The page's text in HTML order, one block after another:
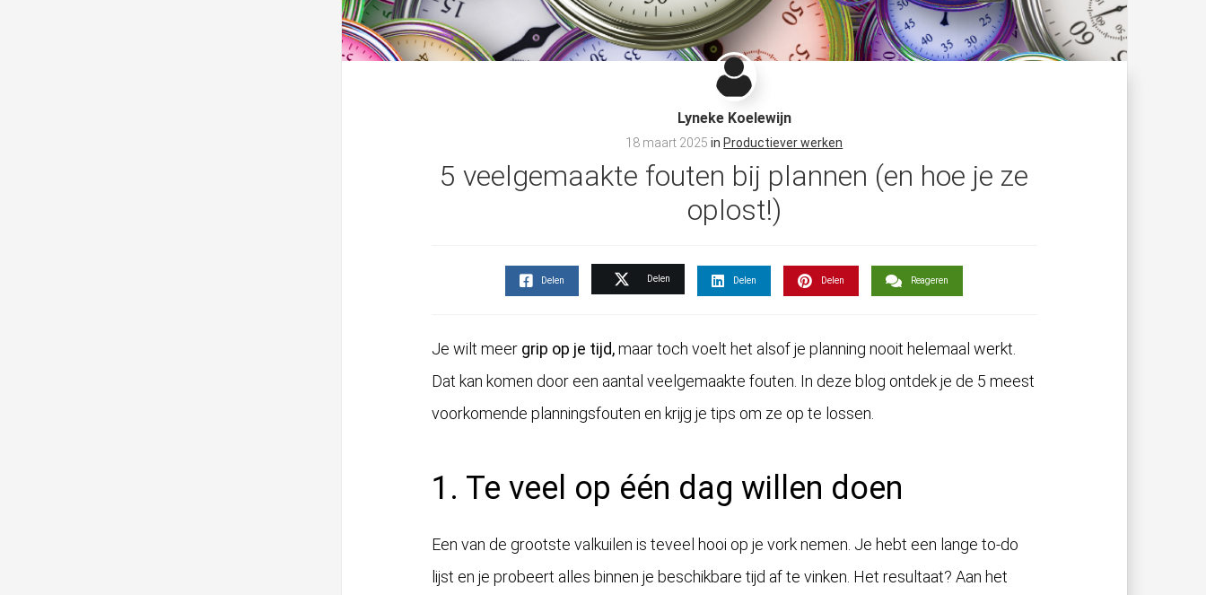
Lyneke Koelewijn
18 maart 2025inProductiever werken
5 veelgemaakte fouten bij plannen (en hoe je ze
oplost!)
Delen Delen Delen Delen Reageren
Je wilt meer grip op je tijd,maar toch voelt het alsof je planning nooit helemaal werkt.
Dat kan komen door een aantal veelgemaakte fouten. In deze blog ontdek je de 5 meest
voorkomende planningsfouten en krijg je tips om ze op te lossen.
1. Te veel op één dag willen doen
Een van de grootste valkuilen is teveel hooi op je vork nemen. Je hebt een lange to-do
lijst en je probeert alles binnen je beschikbare tijd af te vinken. Het resultaat? Aan het